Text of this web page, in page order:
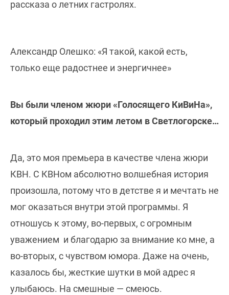
рассказа о летних гастролях.
Александр Олешко: «Я такой, какой есть,
только еще радостнее и энергичнее»
Вы были членом жюри «Голосящего КиВиНа»,
который проходил этим летом в Светлогорске…
Да, это моя премьера в качестве члена жюри
КВН. С КВНом абсолютно волшебная история
произошла, потому что в детстве я и мечтать не
мог оказаться внутри этой программы. Я
отношусь к этому, во-первых, с огромным
уважением и благодарю за внимание ко мне, а
во-вторых, с чувством юмора. Даже на очень,
казалось бы, жесткие шутки в мой адрес я
улыбаюсь. На смешные — смеюсь.